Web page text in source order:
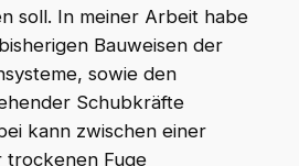
soll. In meiner Arbeit habe
Bauweisen der
sowie den
Schubkräfte
kann zwischen einer
trockenen Fuge